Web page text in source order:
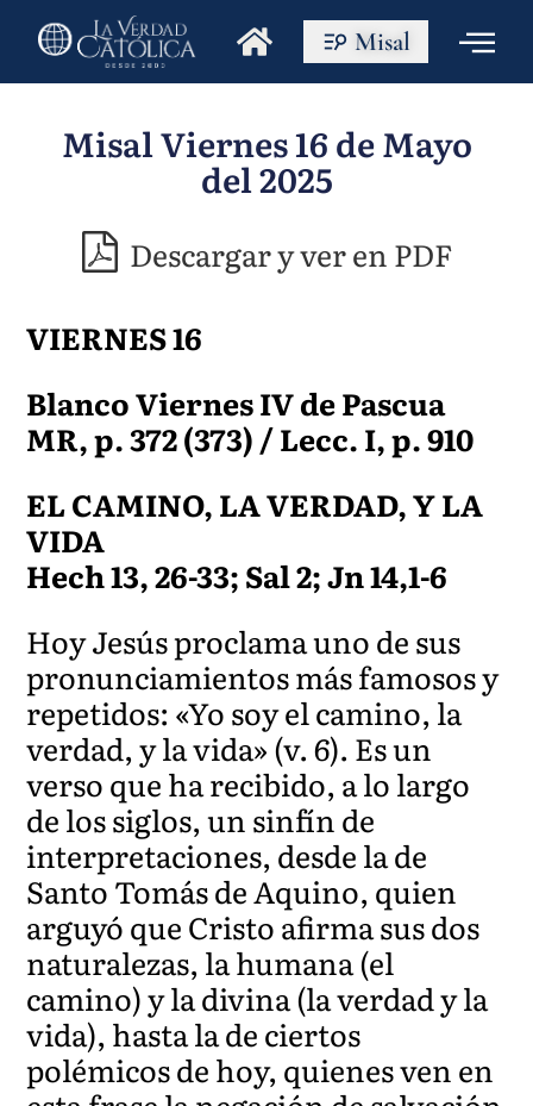
Misal
Misal Viernes 16 de Mayo
del 2025
Descargar y ver en PDF
VIERNES 16
Blanco Viernes IV de Pascua
MR, p. 372 (373) / Lecc. I, p. 910
EL CAMINO, LA VERDAD, Y LA
VIDA
Hech 13, 26-33; Sal 2; Jn 14,1-6
Hoy Jesús proclama uno de sus
pronunciamientos más famosos y
repetidos: «Yo soy el camino, la
verdad, y la vida» (v. 6). Es un
verso que ha recibido, a lo largo
de los siglos, un sinfín de
interpretaciones, desde la de
Santo Tomás de Aquino, quien
arguyó que Cristo afirma sus dos
naturalezas, la humana (el
camino) y la divina (la verdad y la
vida), hasta la de ciertos
polémicos de hoy, quienes ven en